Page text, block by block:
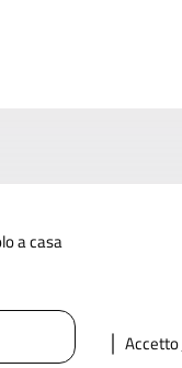
a casa
Accetto